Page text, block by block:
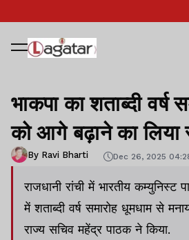
भाकपा का शताब्दी वर्ष
को आगे बढ़ाने का
By Ravi Bharti Dec 26, 2025
राजधानी रांची में भारतीय कम्युनिस्ट
में शताब्दी वर्ष समारोह धूमधाम से
राज्य सचिव महेंद्र पाठक ने किया.